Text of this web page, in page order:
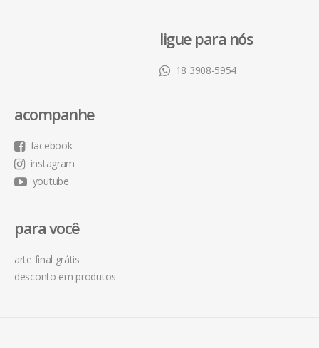
ligue para nós
18 3908-5954
acompanhe
facebook
instagram
youtube
para você
arte final grátis
desconto em produtos